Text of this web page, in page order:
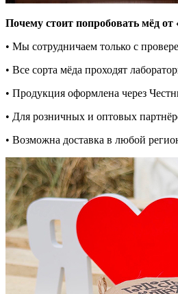
Почему стоит попробовать мёд от
• Мы сотрудничаем только с
• Все сорта мёда проходят
• Продукция оформлена через
• Для розничных и оптовых
• Возможна доставка в любой